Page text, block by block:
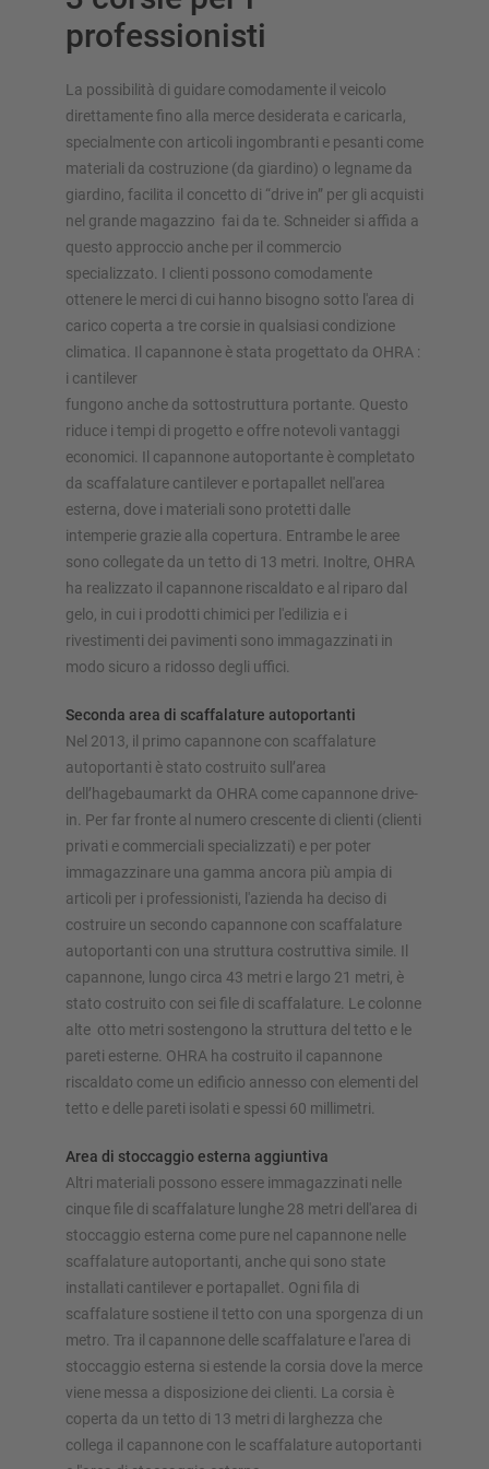
professionisti
La possibilità di guidare comodamente il veicolo
direttamente fino alla merce desiderata e caricarla,
specialmente con articoli ingombranti e pesanti come
materiali da costruzione (da giardino) o legname da
giardino, facilita il concetto di “drive in” per gli acquisti
nel grande magazzino fai da te. Schneider si affida a
questo approccio anche per il commercio
specializzato. I clienti possono comodamente
ottenere le merci di cui hanno bisogno sotto l'area di
carico coperta a tre corsie in qualsiasi condizione
climatica. Il capannone è stata progettato da OHRA :
i cantilever
fungono anche da sottostruttura portante. Questo
riduce i tempi di progetto e offre notevoli vantaggi
economici. Il capannone autoportante è completato
da scaffalature cantilever e portapallet nell'area
esterna, dove i materiali sono protetti dalle
intemperie grazie alla copertura. Entrambe le aree
sono collegate da un tetto di 13 metri. Inoltre, OHRA
ha realizzato il capannone riscaldato e al riparo dal
gelo, in cui i prodotti chimici per l'edilizia e i
rivestimenti dei pavimenti sono immagazzinati in
modo sicuro a ridosso degli uffici.
Seconda area di scaffalature autoportanti
Nel 2013, il primo capannone con scaffalature
autoportanti è stato costruito sull’area
dell’hagebaumarkt da OHRA come capannone drive-
in. Per far fronte al numero crescente di clienti (clienti
privati e commerciali specializzati) e per poter
immagazzinare una gamma ancora più ampia di
articoli per i professionisti, l'azienda ha deciso di
costruire un secondo capannone con scaffalature
autoportanti con una struttura costruttiva simile. Il
capannone, lungo circa 43 metri e largo 21 metri, è
stato costruito con sei file di scaffalature. Le colonne
alte otto metri sostengono la struttura del tetto e le
pareti esterne. OHRA ha costruito il capannone
riscaldato come un edificio annesso con elementi del
tetto e delle pareti isolati e spessi 60 millimetri.
Area di stoccaggio esterna aggiuntiva
Altri materiali possono essere immagazzinati nelle
cinque file di scaffalature lunghe 28 metri dell'area di
stoccaggio esterna come pure nel capannone nelle
scaffalature autoportanti, anche qui sono state
installati cantilever e portapallet. Ogni fila di
scaffalature sostiene il tetto con una sporgenza di un
metro. Tra il capannone delle scaffalature e l'area di
stoccaggio esterna si estende la corsia dove la merce
viene messa a disposizione dei clienti. La corsia è
coperta da un tetto di 13 metri di larghezza che
collega il capannone con le scaffalature autoportanti
SOLUZIONI DI STOCCAGGIO
Scaffale porta pallet
Scaffalature su basi mobili
Sistemi di stoccaggio automatici
Magazzini autoportanti
Soppalchi
Sistemi di scaffalature verticali
Realizza personalmente la tua scaffalatura con il nostro
Configura scaffalatura ora